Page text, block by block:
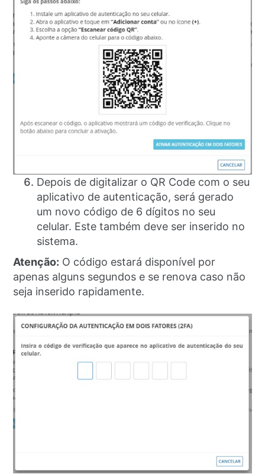
Depois de digitalizar o QR Code com o seu
aplicativo de autenticação, será gerado
um novo código de 6 dígitos no seu
celular. Este também deve ser inserido no
sistema.
Atenção: O código estará disponível por
apenas alguns segundos e se renova caso não
seja inserido rapidamente.